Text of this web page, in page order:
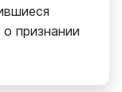
признании